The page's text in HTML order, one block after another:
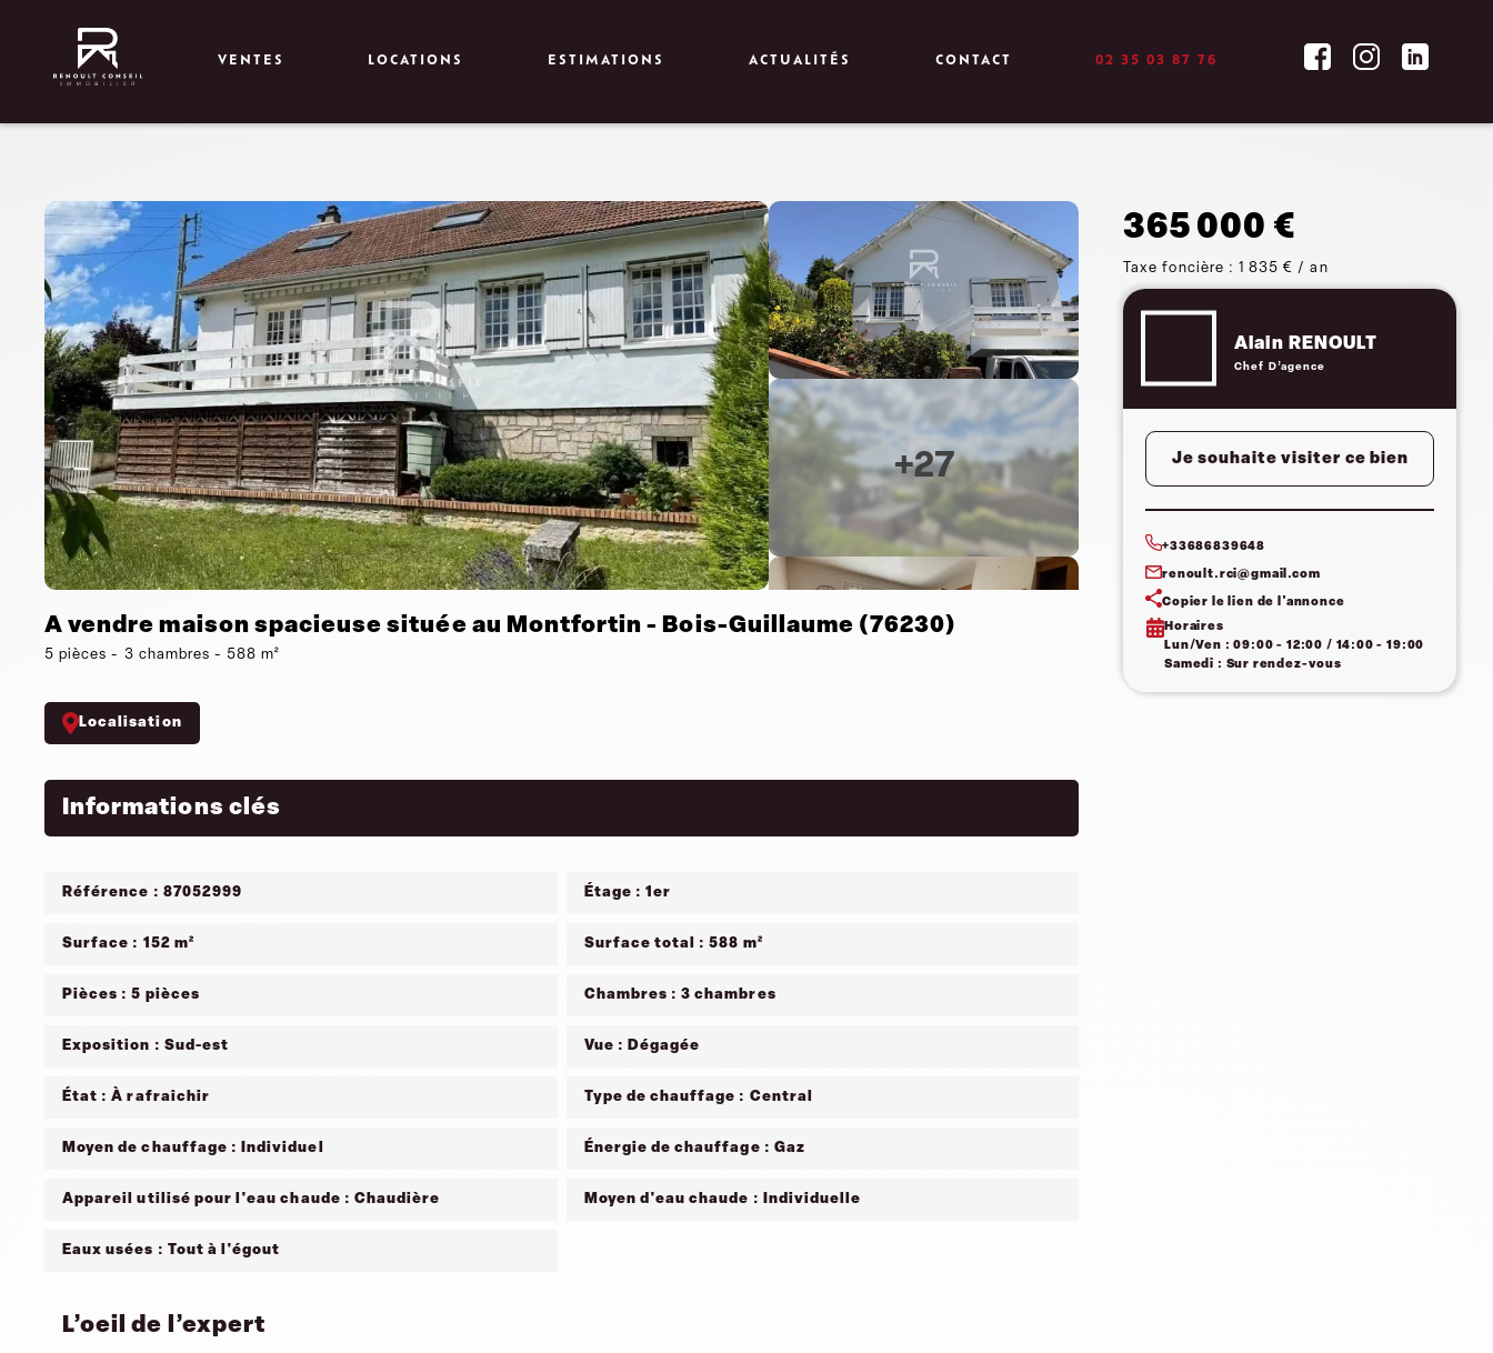
VENTES LOCATIONS ESTIMATIONS ACTUALITÉS CONTACT 02 35 03 87 76
A vendre maison spacieuse située au Montfortin - Bois-Guillaume (76230)
5 pièces - 3 chambres - 588 m²
Localisation
Informations clés
Référence : 87052999 Étage : 1er
Surface : 152 m² Surface total : 588 m²
Pièces : 5 pièces Chambres : 3 chambres
Exposition : Sud-est Vue : Dégagée
État : À rafraîchir Type de chauffage : Central
Moyen de chauffage : Individuel Énergie de chauffage : Gaz
Appareil utilisé pour l'eau chaude : Chaudière Moyen d'eau chaude : Individuelle
Eaux usées : Tout à l'égout
L’oeil de l’expert
365 000 €
Taxe foncière : 1 835 € / an
Alain RENOULT
Chef D’agence
Je souhaite visiter ce bien
+33686839648
renoult.rci@gmail.com
Copier le lien de l'annonce
Horaires
Lun/Ven : 09:00 - 12:00 / 14:00 - 19:00
Samedi : Sur rendez-vous